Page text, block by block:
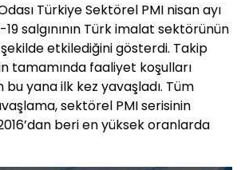
Türkiye Sektörel PMI nisan ayı
salgınının Türk imalat sektörünün
etkilediğini gösterdi. Takip
tamamında faaliyet koşulları
bu yana ilk kez yavaşladı. Tüm
sektörel PMI serisinin
beri en yüksek oranlarda